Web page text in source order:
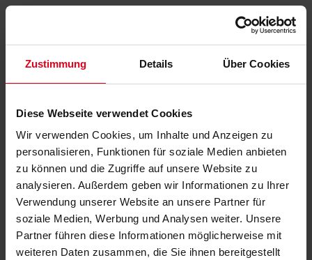
Zustimmung Details Über Cookies
Diese Webseite verwendet Cookies
Wir verwenden Cookies, um Inhalte und Anzeigen zu
personalisieren, Funktionen für soziale Medien anbieten
zu können und die Zugriffe auf unsere Website zu
analysieren. Außerdem geben wir Informationen zu Ihrer
Verwendung unserer Website an unsere Partner für
soziale Medien, Werbung und Analysen weiter. Unsere
Partner führen diese Informationen möglicherweise mit
weiteren Daten zusammen, die Sie ihnen bereitgestellt